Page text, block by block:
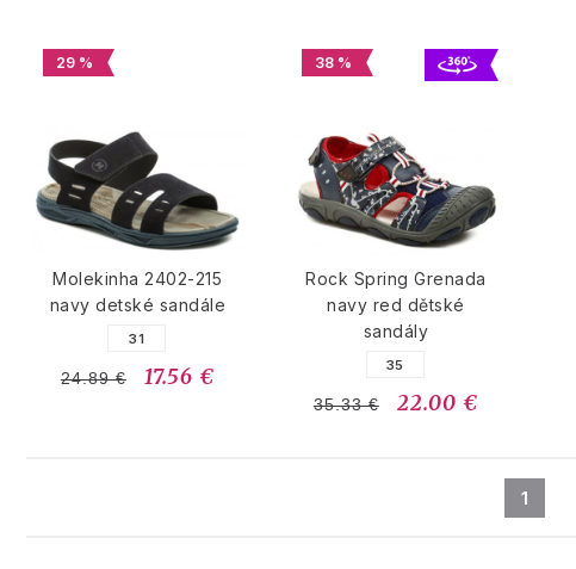
29 %
Molekinha 2402-215
navy detské sandále
31
24.89 € 17.56 €
38 %
Rock Spring Grenada
navy red dětské
sandály
35
35.33 € 22.00 €
1